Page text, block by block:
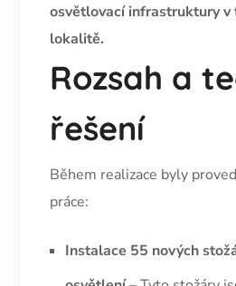
osvětlovací infrastruktury v
lokalitě.
Rozsah a
řešení
Během realizace byly
práce:
Instalace 55 nových